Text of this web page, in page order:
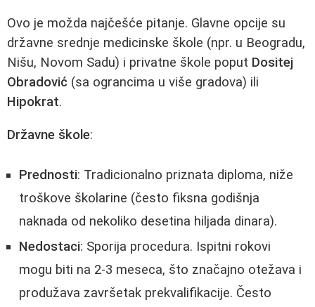
Ovo je možda najčešće pitanje. Glavne opcije su
državne srednje medicinske škole (npr. u Beogradu,
Nišu, Novom Sadu) i privatne škole poput Dositej
Obradović (sa ograncima u više gradova) ili
Hipokrat.
Državne škole:
Prednosti: Tradicionalno priznata diploma, niže
troškove školarine (često fiksna godišnja
naknada od nekoliko desetina hiljada dinara).
Nedostaci: Sporija procedura. Ispitni rokovi
mogu biti na 2-3 meseca, što značajno otežava i
produžava završetak prekvalifikacije. Često